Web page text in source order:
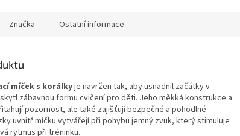
Značka Ostatní informace
míček s korálkyje navržen tak, aby usnadnil začátky v
zábavnou formu cvičení pro děti. Jeho měkká konstrukce a
pozornost, ale také zajišťují bezpečné a pohodlné
uvnitř míčku vytvářejí při pohybu jemný zvuk, který stimuluje
rytmus při tréninku.